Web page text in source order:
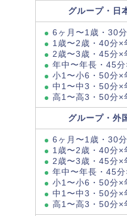
グループ・日
6ヶ月〜1歳・30
1歳〜2歳・40分×
2歳〜3歳・45分×
年中〜年長・45
小1〜小6・50分×
中1〜中3・50分×
高1〜高3・50分×
グループ・外
6ヶ月〜1歳・30
1歳〜2歳・40分×
2歳〜3歳・45分×
年中〜年長・45
小1〜小6・50分×
中1〜中3・50分×
高1〜高3・50分×